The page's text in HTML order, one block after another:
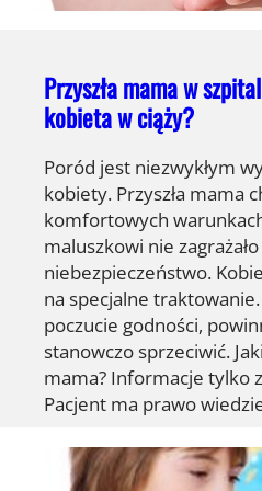
Przyszła mama w
kobieta w ciąży?
Poród jest niezwykłym
kobiety. Przyszła mama
komfortowych
maluszkowi nie
niebezpieczeństwo.
na specjalne
poczucie godności,
stanowczo sprzeciwić.
mama? Informacje tylko
Pacjent ma prawo